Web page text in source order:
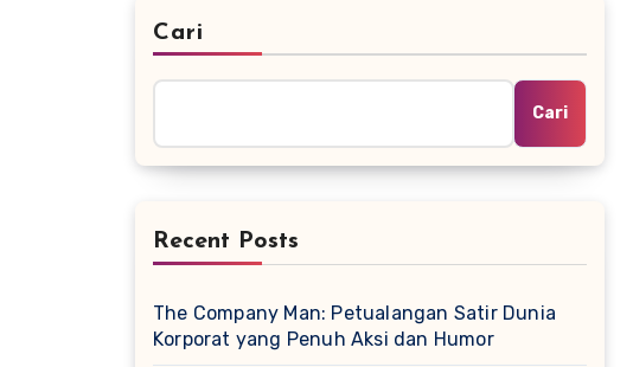
Cari
Cari
Recent Posts
The Company Man: Petualangan Satir Dunia
Korporat yang Penuh Aksi dan Humor